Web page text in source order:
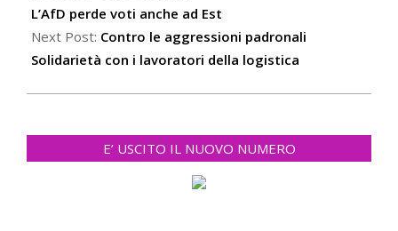
10
L’AfD perde voti anche ad Est
Next Post: Contro le aggressioni padronali
Solidarietà con i lavoratori della logistica
E’ USCITO IL NUOVO NUMERO